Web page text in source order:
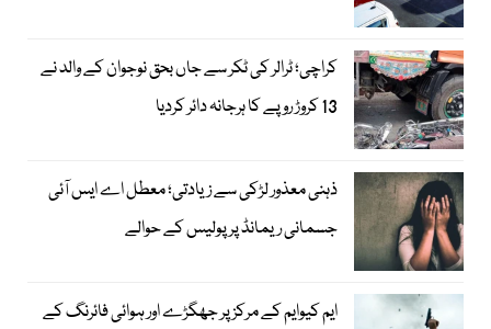
کراچی؛ ٹرالر کی ٹکر سے جاں بحق نوجوان کے والد نے
13 کروڑ روپے کا ہرجانہ دائر کردیا
ذہنی معذور لڑکی سے زیادتی؛ معطل اے ایس آئی
جسمانی ریمانڈ پر پولیس کے حوالے
ایم کیوایم کے مرکز پر جھگڑے اور ہوائی فائرنگ کے